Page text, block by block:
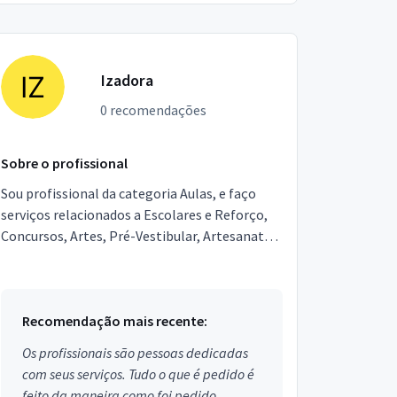
Izadora
0 recomendações
Sobre o profissional
Sou profissional da categoria Aulas, e faço
serviços relacionados a Escolares e Reforço,
Concursos, Artes, Pré-Vestibular, Artesanato,
Recomendação mais recente:
Os profissionais são pessoas dedicadas
com seus serviços. Tudo o que é pedido é